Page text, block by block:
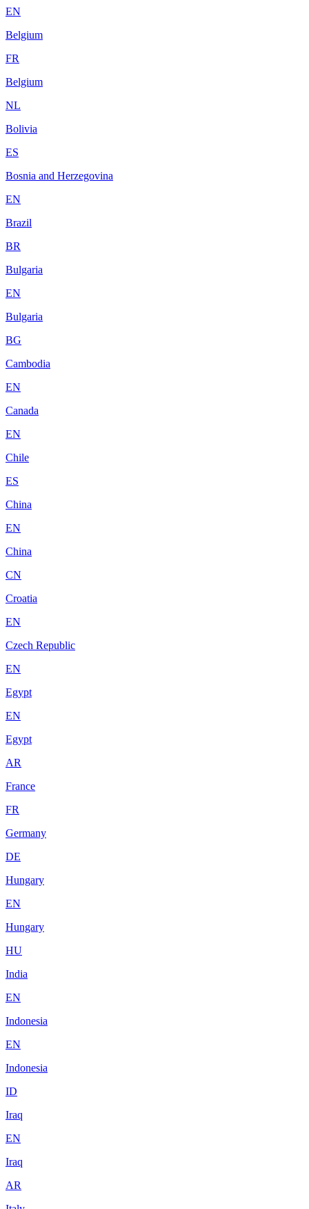
EN
Belgium
FR
Belgium
NL
Bolivia
ES
Bosnia and Herzegovina
EN
Brazil
BR
Bulgaria
EN
Bulgaria
BG
Cambodia
EN
Canada
EN
Chile
ES
China
EN
China
CN
Croatia
EN
Czech Republic
EN
Egypt
EN
Egypt
AR
France
FR
Germany
DE
Hungary
EN
Hungary
HU
India
EN
Indonesia
EN
Indonesia
ID
Iraq
EN
Iraq
AR